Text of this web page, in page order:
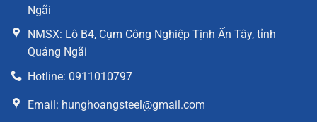
Ngãi
NMSX: Lô B4, Cụm Công Nghiệp Tịnh Ấn Tây, tỉnh
Quảng Ngãi
Hotline: 0911010797
Email: hunghoangsteel@gmail.com